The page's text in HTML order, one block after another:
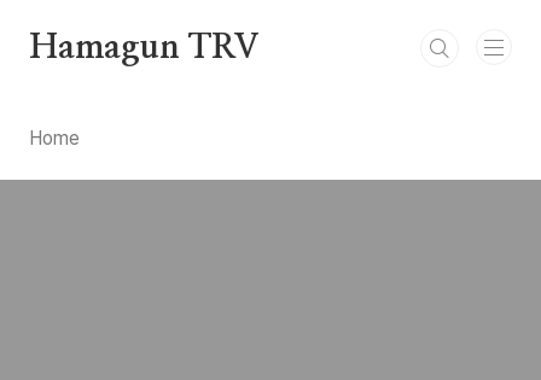
Hamagun TRV
Home